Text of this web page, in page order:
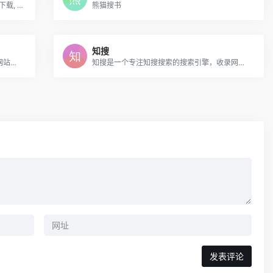
SaltyLeo 的书架，藏尽天下好书。电子书下载, EPUB电子书, AZW3电子书, MOBI电子书, KINDLE电子书, PDF电子书 熊猫搜书
小鲸鱼搜书是一个免费的电子书下载导航网站，汇总电子书免费下载网站，方便书友检索电子书资源！
知搜
知搜是一个专注知搜搜索的搜索引擎，收录网络上的各种书籍资源！